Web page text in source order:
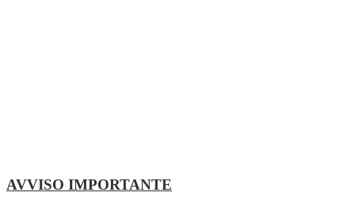
AVVISO IMPORTANTE